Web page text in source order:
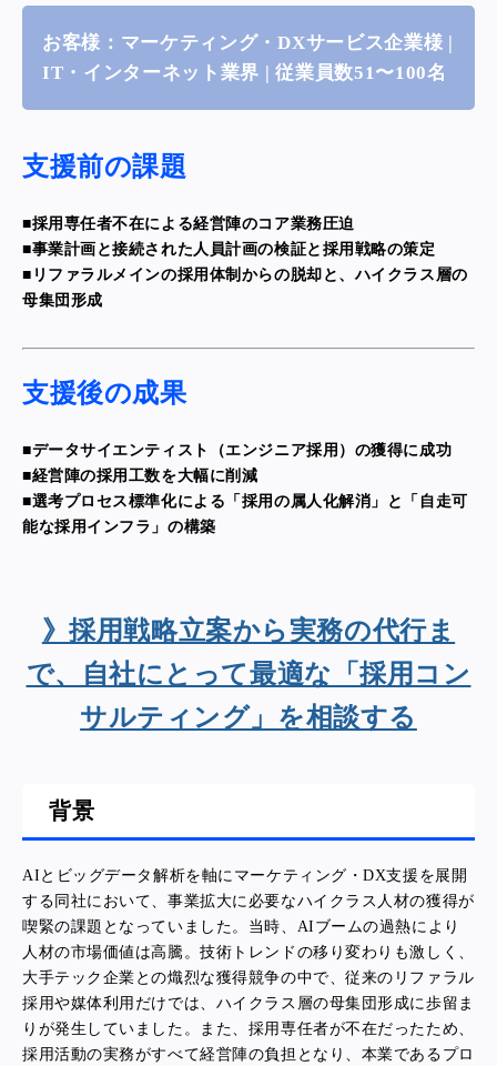
お客様：マーケティング・DXサービス企業様 |
IT・インターネット業界 | 従業員数51〜100名
支援前の課題
■採用専任者不在による経営陣のコア業務圧迫
■事業計画と接続された人員計画の検証と採用戦略の策定
■リファラルメインの採用体制からの脱却と、ハイクラス層の
母集団形成
支援後の成果
■データサイエンティスト（エンジニア採用）の獲得に成功
■経営陣の採用工数を大幅に削減
■選考プロセス標準化による「採用の属人化解消」と「自走可
能な採用インフラ」の構築
》採用戦略立案から実務の代行ま
で、自社にとって最適な「採用コン
サルティング」を相談する
背景
AIとビッグデータ解析を軸にマーケティング・DX支援を展開
する同社において、事業拡大に必要なハイクラス人材の獲得が
喫緊の課題となっていました。当時、AIブームの過熱により
人材の市場価値は高騰。技術トレンドの移り変わりも激しく、
大手テック企業との熾烈な獲得競争の中で、従来のリファラル
採用や媒体利用だけでは、ハイクラス層の母集団形成に歩留ま
りが発生していました。また、採用専任者が不在だったため、
採用活動の実務がすべて経営陣の負担となり、本業であるプロ